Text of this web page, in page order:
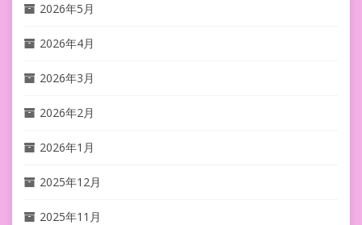
2026年5月
2026年4月
2026年3月
2026年2月
2026年1月
2025年12月
2025年11月